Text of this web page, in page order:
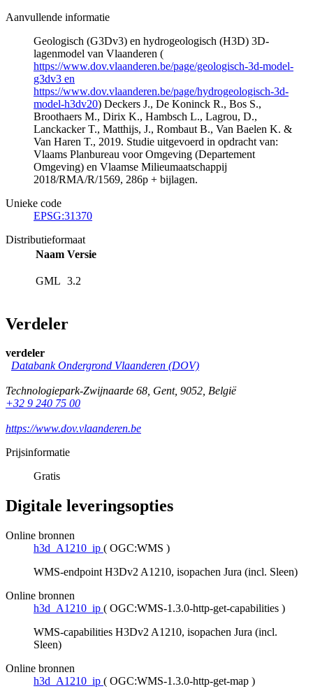
Aanvullende informatie
Geologisch (G3Dv3) en hydrogeologisch (H3D) 3D-
lagenmodel van Vlaanderen (
https://www.dov.vlaanderen.be/page/geologisch-3d-model-
g3dv3 en
https://www.dov.vlaanderen.be/page/hydrogeologisch-3d-
model-h3dv20) Deckers J., De Koninck R., Bos S.,
Broothaers M., Dirix K., Hambsch L., Lagrou, D.,
Lanckacker T., Matthijs, J., Rombaut B., Van Baelen K. &
Van Haren T., 2019. Studie uitgevoerd in opdracht van:
Vlaams Planbureau voor Omgeving (Departement
Omgeving) en Vlaamse Milieumaatschappij
2018/RMA/R/1569, 286p + bijlagen.
Unieke code
EPSG:31370
Distributieformaat
Naam Versie
GML 3.2
Verdeler
verdeler
Databank Ondergrond Vlaanderen (DOV)
Technologiepark-Zwijnaarde 68, Gent, 9052, België
+32 9 240 75 00
https://www.dov.vlaanderen.be
Prijsinformatie
Gratis
Digitale leveringsopties
Online bronnen
h3d_A1210_ip ( OGC:WMS )
WMS-endpoint H3Dv2 A1210, isopachen Jura (incl. Sleen)
Online bronnen
h3d_A1210_ip ( OGC:WMS-1.3.0-http-get-capabilities )
WMS-capabilities H3Dv2 A1210, isopachen Jura (incl.
Sleen)
Online bronnen
h3d_A1210_ip ( OGC:WMS-1.3.0-http-get-map )